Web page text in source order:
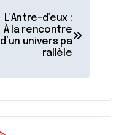
L’Antre-d’eux :
À la rencontre
d’un univers pa
rallèle